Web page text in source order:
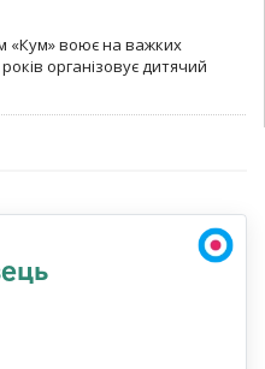
«Кум» воює на важких
організовує дитячий